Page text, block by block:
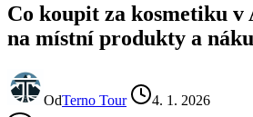
Co koupit za kosmetiku
na místní produkty a
OdTerno Tour
4. 1. 2026